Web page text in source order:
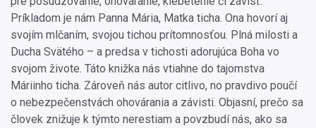
Príkladom je nám Panna Mária, Matka ticha. Ona hovorí aj
svojím mlčaním, svojou tichou prítomnosťou. Plná milosti a
Ducha Svätého – a predsa v tichosti adorujúca Boha vo
svojom živote. Táto knižka nás vtiahne do tajomstva
Máriinho ticha. Zároveň nás autor citlivo, no pravdivo poučí
o nebezpečenstvách ohovárania a závisti. Objasní, prečo sa
človek znižuje k týmto nerestiam a povzbudí nás, ako sa